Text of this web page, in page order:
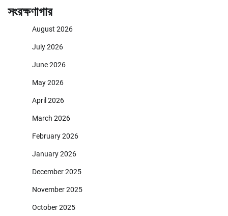
সংরক্ষণাগার
August 2026
July 2026
June 2026
May 2026
April 2026
March 2026
February 2026
January 2026
December 2025
November 2025
October 2025